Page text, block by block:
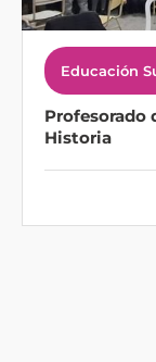
Educación
Profesorado
Historia